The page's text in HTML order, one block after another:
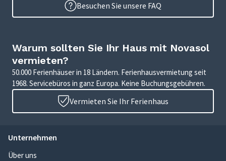
Besuchen Sie unsere FAQ
Warum sollten Sie Ihr Haus mit Novasol
vermieten?
50.000 Ferienhäuser in 18 Ländern. Ferienhausvermietung seit
1968. Servicebüros in ganz Europa. Keine Buchungsgebühren.
Vermieten Sie Ihr Ferienhaus
Unternehmen
Über uns